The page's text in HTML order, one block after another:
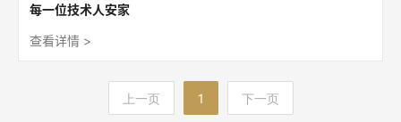
每一位技术人安家
查看详情 >
上一页 1 下一页